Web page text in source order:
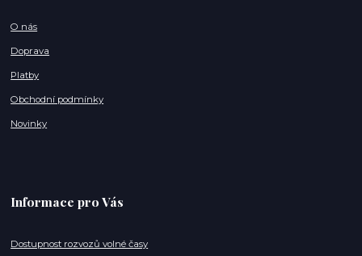
O nás
Doprava
Platby
Obchodní podmínky
Novinky
Informace pro Vás
Dostupnost rozvozů volné časy